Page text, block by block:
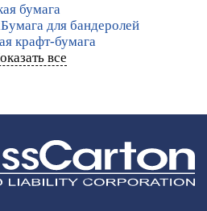
бумага
Бумага для бандеролей
крафт-бумага
все